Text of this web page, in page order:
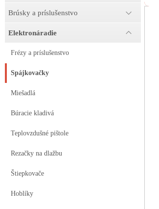
Brúsky a príslušenstvo
Elektronáradie
Frézy a príslušenstvo
Spájkovačky
Miešadlá
Búracie kladivá
Teplovzdušné pištole
Rezačky na dlažbu
Štiepkovače
Hoblíky